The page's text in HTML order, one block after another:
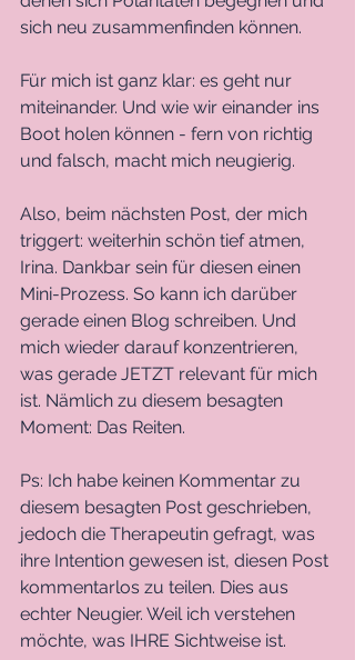
sich neu zusammenfinden können.
Für mich ist ganz klar: es geht nur
miteinander. Und wie wir einander ins
Boot holen können - fern von richtig
und falsch, macht mich neugierig.
Also, beim nächsten Post, der mich
triggert: weiterhin schön tief atmen,
Irina. Dankbar sein für diesen einen
Mini-Prozess. So kann ich darüber
gerade einen Blog schreiben. Und
mich wieder darauf konzentrieren,
was gerade JETZT relevant für mich
ist. Nämlich zu diesem besagten
Moment: Das Reiten.
Ps: Ich habe keinen Kommentar zu
diesem besagten Post geschrieben,
jedoch die Therapeutin gefragt, was
ihre Intention gewesen ist, diesen Post
kommentarlos zu teilen. Dies aus
echter Neugier. Weil ich verstehen
möchte, was IHRE Sichtweise ist.